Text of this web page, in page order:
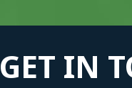
GET IN